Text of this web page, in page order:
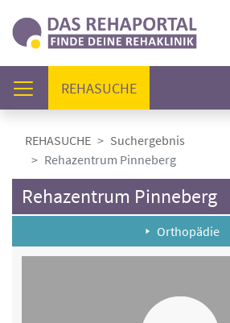
REHASUCHE(AKTUELL)
REHASUCHE
Suchergebnis
Rehazentrum Pinneberg
Rehazentrum Pinneberg
Orthopädie